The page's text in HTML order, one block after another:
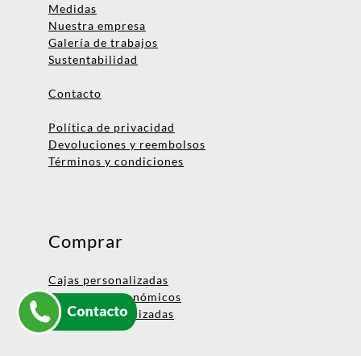
Medidas
Nuestra empresa
Galería de trabajos
Sustentabilidad
Contacto
Política de privacidad
Devoluciones y reembolsos
Términos y condiciones
Comprar
Cajas personalizadas
Envases gastronómicos
Bolsas personalizadas
Nombre
Empresa
Email
Teléfono
Enviar consulta
con una persona después.
¡Vamos a asignarte un ejecutivo
de cuentas!